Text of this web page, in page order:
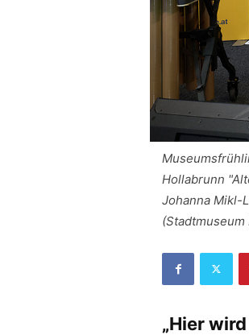
Hollabrunn
Johanna Mikl-
„Hier